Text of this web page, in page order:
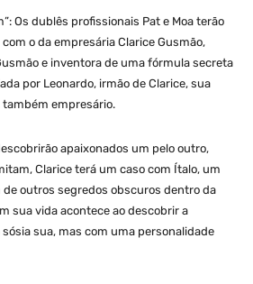
Os dublês profissionais Pat e Moa terão
o da empresária Clarice Gusmão,
e inventora de uma fórmula secreta
por Leonardo, irmão de Clarice, sua
também empresário.
apaixonados um pelo outro,
Clarice terá um caso com Ítalo, um
outros segredos obscuros dentro da
sua vida acontece ao descobrir a
sua, mas com uma personalidade